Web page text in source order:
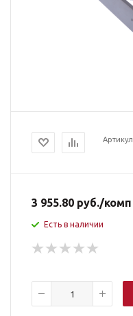
Артикул
3 955.80 руб./комп
Есть в наличии